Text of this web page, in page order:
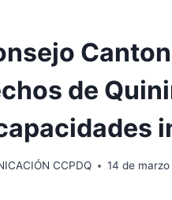
de
CCPDQ 14 de